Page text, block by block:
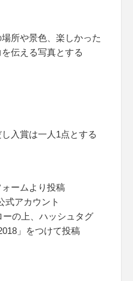
所や景色、楽しかった
伝える写真とする
入賞は一人1点とする
ームより投稿
式アカウント
ーの上、ハッシュタグ
」をつけて投稿